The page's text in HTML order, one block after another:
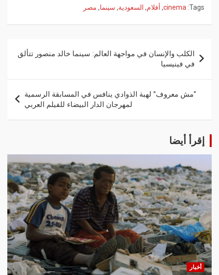
Tags:
cinema
, أفلام, السعودية, سينما, مصر
الكلب والإنسان في مواجهة العالم: سينما خالد منصور تتألق
في فينيسيا
“مش معروف” لهبة الذوادي ينافس في المسابقة الرسمية
لمهرجان الدار البيضاء للفيلم العربي
إقرأ أيضا
أخبار